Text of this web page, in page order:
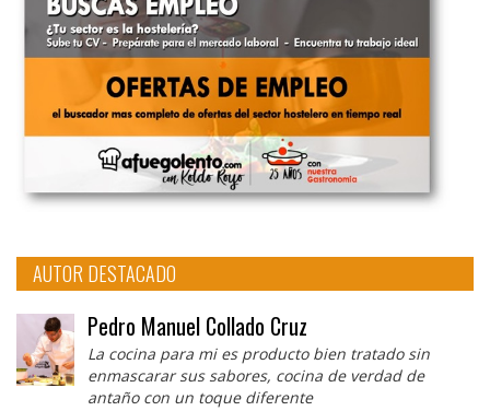
AUTOR DESTACADO
Pedro Manuel Collado Cruz
La cocina para mi es producto bien tratado sin
enmascarar sus sabores, cocina de verdad de
antaño con un toque diferente